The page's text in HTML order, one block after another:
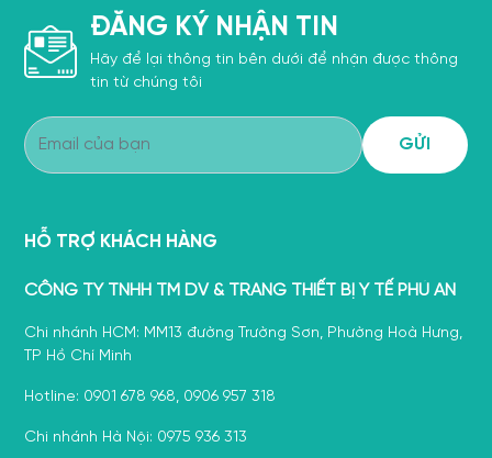
ĐĂNG KÝ NHẬN TIN
Hãy để lại thông tin bên dưới để nhận được thông
tin từ chúng tôi
HỖ TRỢ KHÁCH HÀNG
CÔNG TY TNHH TM DV & TRANG THIẾT BỊ Y TẾ PHÚ AN
Chi nhánh HCM: MM13 đường Trường Sơn, Phường Hoà Hưng,
TP Hồ Chí Minh
Hotline: 0901 678 968, 0906 957 318
Chi nhánh Hà Nội: 0975 936 313